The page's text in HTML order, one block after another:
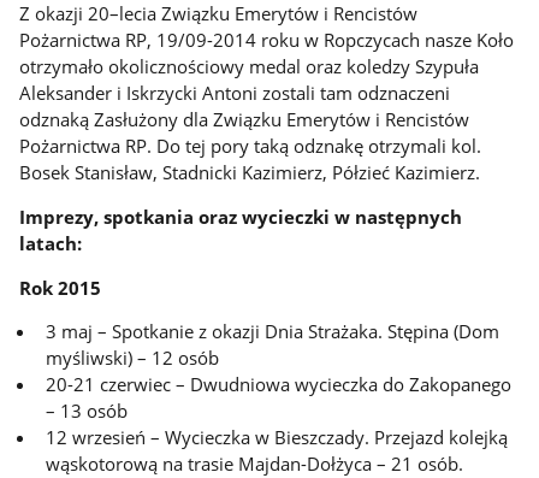
Z okazji 20–lecia Związku Emerytów i Rencistów
Pożarnictwa RP, 19/09-2014 roku w Ropczycach nasze Koło
otrzymało okolicznościowy medal oraz koledzy Szypuła
Aleksander i Iskrzycki Antoni zostali tam odznaczeni
odznaką Zasłużony dla Związku Emerytów i Rencistów
Pożarnictwa RP. Do tej pory taką odznakę otrzymali kol.
Bosek Stanisław, Stadnicki Kazimierz, Półzieć Kazimierz.
Imprezy, spotkania oraz wycieczki w następnych
latach:
Rok 2015
3 maj – Spotkanie z okazji Dnia Strażaka. Stępina (Dom
myśliwski) – 12 osób
20-21 czerwiec – Dwudniowa wycieczka do Zakopanego
– 13 osób
12 wrzesień – Wycieczka w Bieszczady. Przejazd kolejką
wąskotorową na trasie Majdan-Dołżyca – 21 osób.